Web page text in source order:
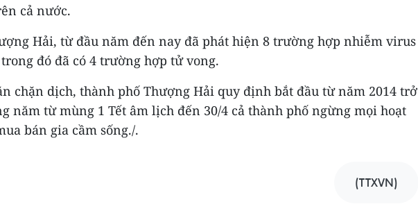
cả nước.
Hải, từ đầu năm đến nay đã phát hiện 8 trường hợp nhiễm virus
đó đã có 4 trường hợp tử vong.
chặn dịch, thành phố Thượng Hải quy định bắt đầu từ năm 2014 trở
năm từ mùng 1 Tết âm lịch đến 30/4 cả thành phố ngừng mọi hoạt
bán gia cầm sống./.
(TTXVN)